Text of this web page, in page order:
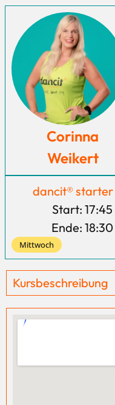
Corinna
Weikert
dancit® starter
Start: 17:45
Ende: 18:30
Mittwoch
Kursbeschreibung